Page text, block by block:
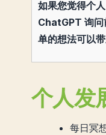
如果您觉得个
ChatGPT 询问
单的想法可以
个人发
每日冥